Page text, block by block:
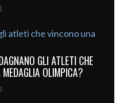
GLI ATLETI CHE
OLIMPICA?